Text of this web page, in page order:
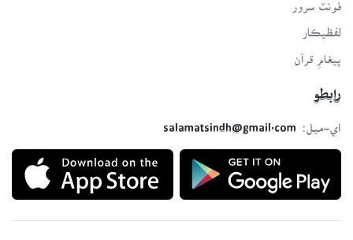
لفظيڪار
پيغامِ قرآن
رابطو
اي-ميل:
salamatsindh@gmail.com